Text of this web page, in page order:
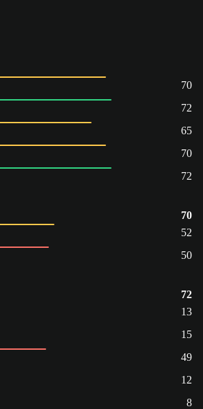
70
72
65
70
72
70
52
50
72
13
15
49
12
8